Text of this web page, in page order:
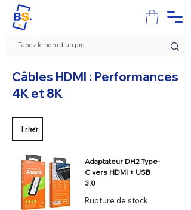
Câbles HDMI : Performances
4K et 8K
Adaptateur DH2 Type-
C vers HDMI + USB
3.0
Rupture de stock